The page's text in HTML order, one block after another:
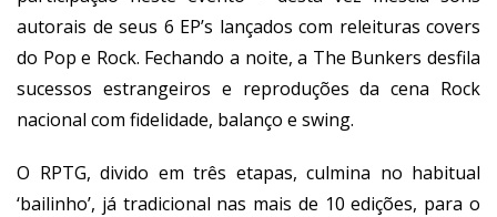
autorais de seus 6 EP’s lançados com releituras covers
do Pop e Rock. Fechando a noite, a The Bunkers desfila
sucessos estrangeiros e reproduções da cena Rock
nacional com fidelidade, balanço e swing.
O RPTG, divido em três etapas, culmina no habitual
‘bailinho’, já tradicional nas mais de 10 edições, para o